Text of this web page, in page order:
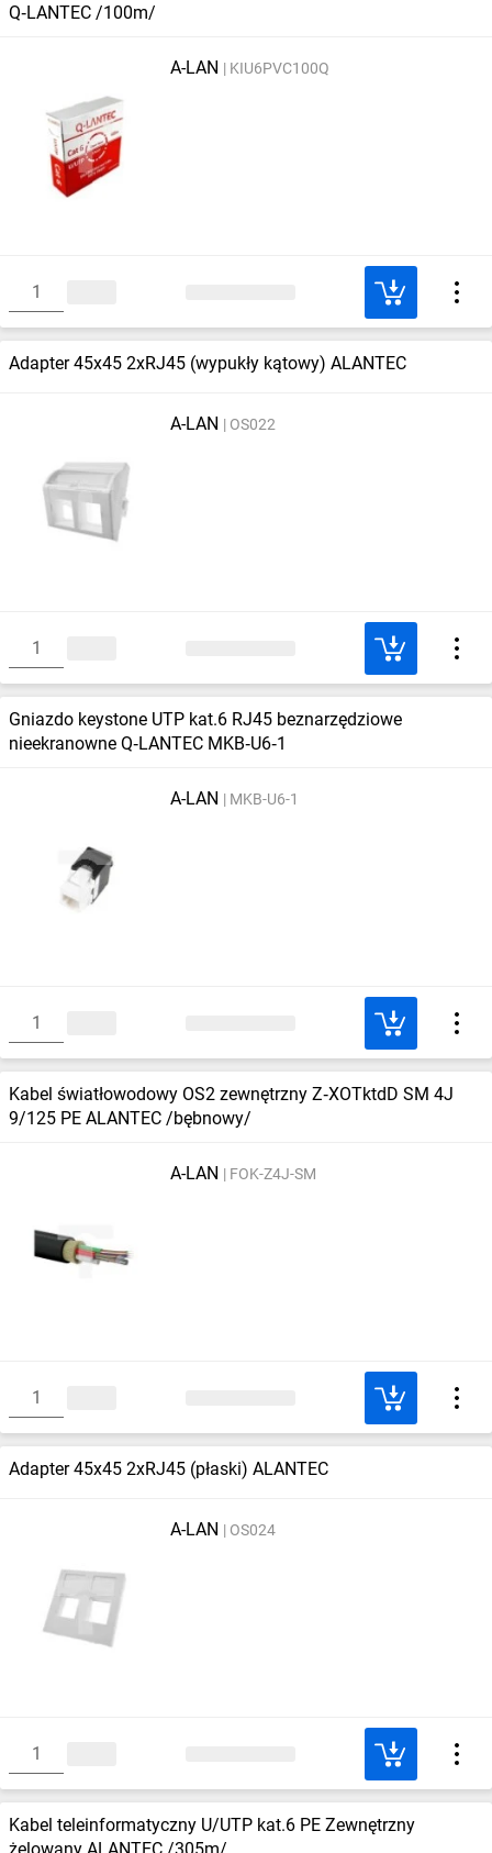
Q‑LANTEC /100m/
A-LAN KIU6PVC100Q
Adapter 45x45 2xRJ45 (wypukły kątowy) ALANTEC
A-LAN OS022
Gniazdo keystone UTP kat.6 RJ45 beznarzędziowe
nieekranowne Q‑LANTEC MKB‑U6‑1
A-LAN MKB-U6-1
Kabel światłowodowy OS2 zewnętrzny Z‑XOTktdD SM 4J
9/125 PE ALANTEC /bębnowy/
A-LAN FOK-Z4J-SM
Adapter 45x45 2xRJ45 (płaski) ALANTEC
A-LAN OS024
Kabel teleinformatyczny U/UTP kat.6 PE Zewnętrzny